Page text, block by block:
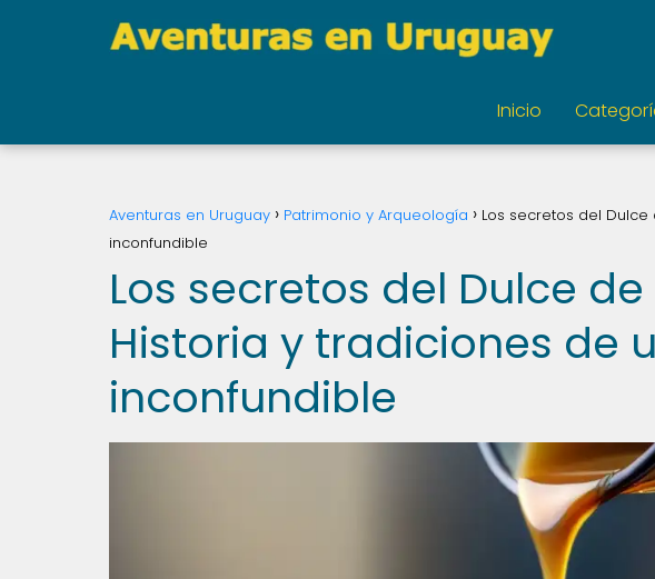
Inicio
Aventuras en Uruguay Patrimonio y Arqueología
Los secretos del
inconfundible
Los secretos del Dulce
Historia y tradiciones de
inconfundible